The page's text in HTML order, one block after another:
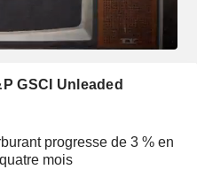
GSCI Unleaded
progresse de 3 % en
mois